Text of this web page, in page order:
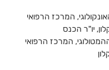
המרכז הרפואי
יו"ר הכנס
המרכז הרפואי